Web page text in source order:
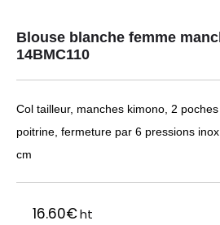
Blouse blanche femme
14BMC110
Col tailleur, manches kimono, 2
poitrine, fermeture par 6 pressions
cm
16.60€ht